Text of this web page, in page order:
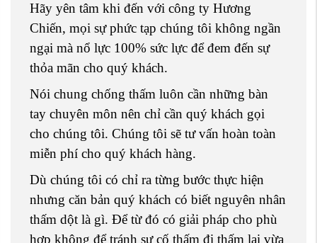
Hãy yên tâm khi đến với công ty Hương
Chiến, mọi sự phức tạp chúng tôi không ngần
ngại mà nổ lực 100% sức lực để đem đến sự
thỏa mãn cho quý khách.
Nói chung chống thấm luôn cần những bàn
tay chuyên môn nên chỉ cần quý khách gọi
cho chúng tôi. Chúng tôi sẽ tư vấn hoàn toàn
miễn phí cho quý khách hàng.
Dù chúng tôi có chỉ ra từng bước thực hiện
nhưng căn bản quý khách có biết nguyên nhân
thấm dột là gì. Để từ đó có giải pháp cho phù
hợp không để tránh sự cố thấm đi thấm lại vừa